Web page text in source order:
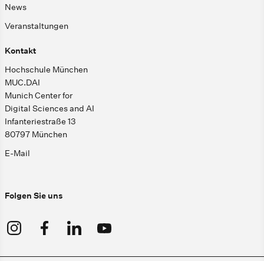
News
Veranstaltungen
Kontakt
Hochschule München
MUC.DAI
Munich Center for
Digital Sciences and AI
Infanteriestraße 13
80797 München
E-Mail
Folgen Sie uns